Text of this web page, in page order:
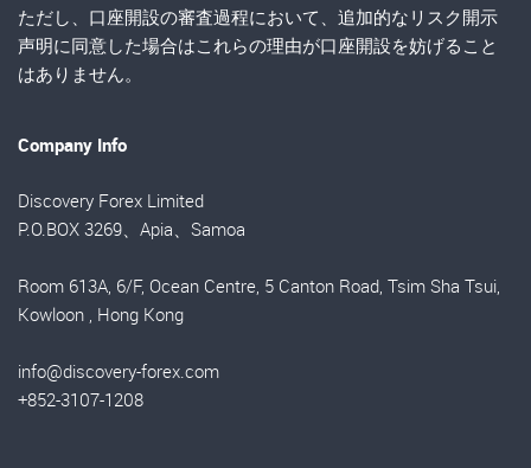
ただし、口座開設の審査過程において、追加的なリスク開示
声明に同意した場合はこれらの理由が口座開設を妨げること
はありません。
Company Info
Discovery Forex Limited
P.O.BOX 3269、Apia、Samoa
Room 613A, 6/F, Ocean Centre, 5 Canton Road, Tsim Sha Tsui,
Kowloon , Hong Kong
info@discovery-forex.com
+852-3107-1208